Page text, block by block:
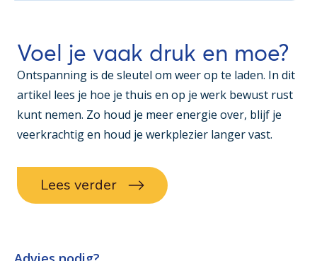
Voel je vaak druk en moe?
Ontspanning is de sleutel om weer op te laden. In dit
artikel lees je hoe je thuis en op je werk bewust rust
kunt nemen. Zo houd je meer energie over, blijf je
veerkrachtig en houd je werkplezier langer vast.
Lees verder